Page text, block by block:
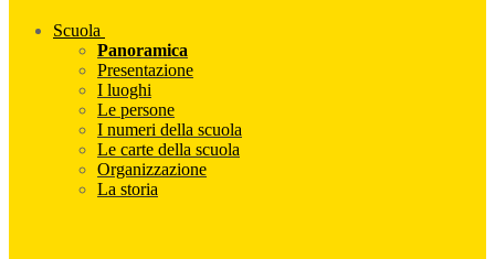
Scuola
Panoramica
Presentazione
I luoghi
Le persone
I numeri della scuola
Le carte della scuola
Organizzazione
La storia